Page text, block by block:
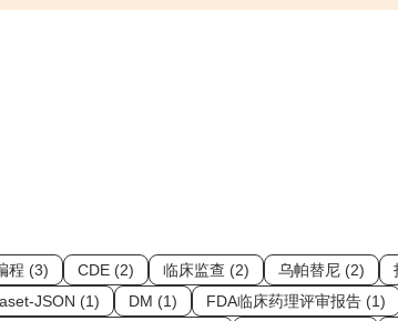
程 (3) CDE (2) 临床监查 (2) 乌帕替尼 (2)
JSON (1) DM (1) FDA临床药理评审报告 (1)